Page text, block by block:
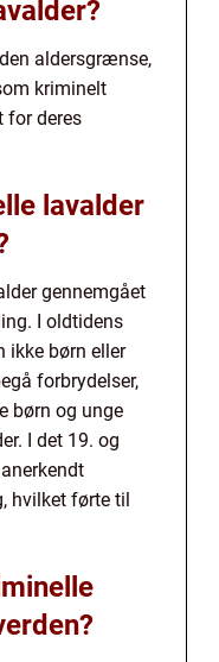
aldersgrænse,
kriminelt
for deres
lavalder
gennemgået
I oldtidens
ikke børn eller
forbrydelser,
børn og unge
I det 19. og
hvilket førte til